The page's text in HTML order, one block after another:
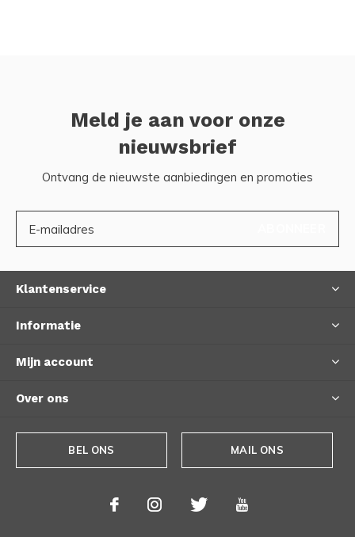
Meld je aan voor onze
nieuwsbrief
Ontvang de nieuwste aanbiedingen en promoties
Klantenservice
Informatie
Mijn account
Over ons
BEL ONS MAIL ONS